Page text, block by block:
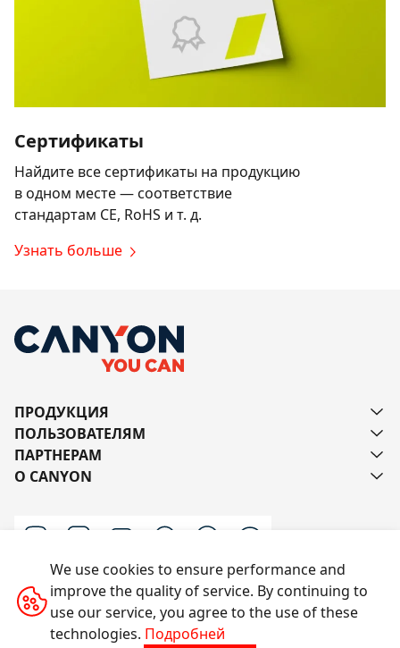
Сертификаты
Найдите все сертификаты на продукцию
в одном месте — соответствие
стандартам CE, RoHS и т. д.
Узнать больше
ПРОДУКЦИЯ
ПОЛЬЗОВАТЕЛЯМ
ПАРТНЕРАМ
О CANYON
Напишите нам
We use cookies to ensure performance and
improve the quality of service. By continuing to
use our service, you agree to the use of these
technologies. Подробней